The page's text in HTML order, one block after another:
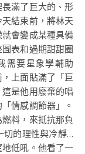
滿了巨大的、形
結束前，將林天
會變成某種具備
表和過期甜甜圈
需要星象學輔助
上面貼滿了「巨
是他用廢棄的唱
情感調節器」。
料，來抵抗那負
切的理性與冷靜…
低吼。他看了一